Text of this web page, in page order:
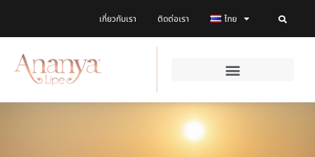
เกี่ยวกับเรา ติดต่อเรา ไทย